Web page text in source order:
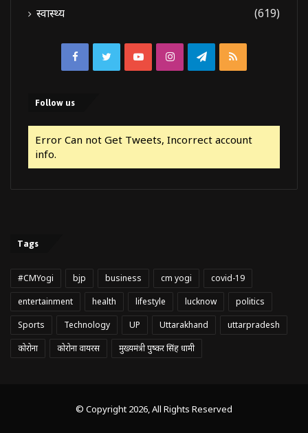
स्वास्थ्य
(619)
FacebookTwitterYouTubeInstagramTelegram
RSS
Follow us
Error Can not Get Tweets, Incorrect account
info.
Tags
#CMYogi bjp business cm yogi
covid-19
entertainment
health lifestyle lucknow
politics
Sports
Technology UP Uttarakhand
uttarpradesh
कोरोना
कोरोना वायरस मुख्यमंत्री पुष्कर सिंह धामी
© Copyright 2026, All Rights Reserved